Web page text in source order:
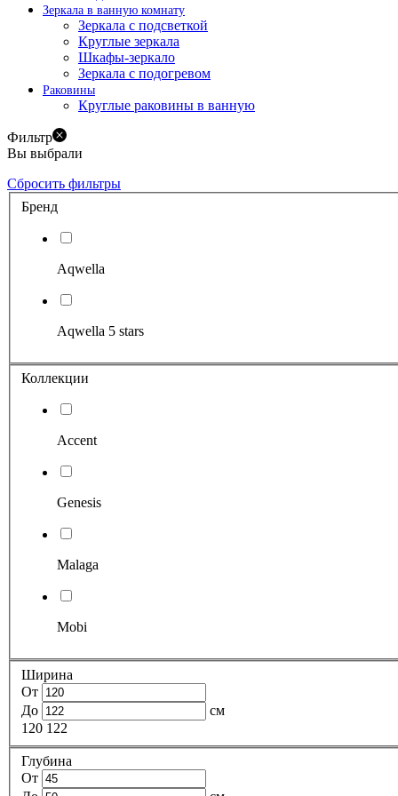
Зеркала в ванную комнату
Зеркала с подсветкой
Круглые зеркала
Шкафы-зеркало
Зеркала с подогревом
Раковины
Круглые раковины в ванную
Фильтр
Вы выбрали
Сбросить фильтры
Бренд
Aqwella
Aqwella 5 stars
Коллекции
Accent
Genesis
Malaga
Mobi
Ширина
От
До
см
120 122
Глубина
От